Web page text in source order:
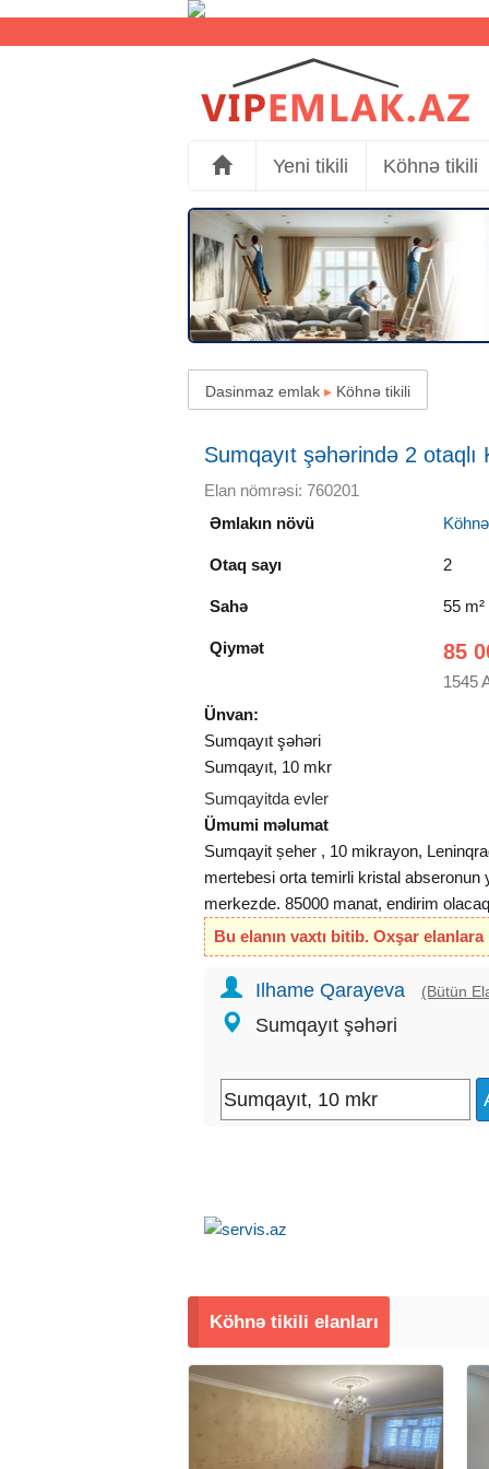
Yeni tikili Köhnə tikili
Dasinmaz emlak ▸ Köhnə tikili
Sumqayıt şəhərində 2 otaqlı
Elan nömrəsi: 760201
Əmlakın növü
Otaq sayı 2
Sahə 55 m²
Qiymət 85
1545
Ünvan:
Sumqayıt şəhəri
Sumqayıt, 10 mkr
Sumqayitda evler
Ümumi məlumat
Sumqayit șeher , 10 mikrayon,
mertebesi orta temirli kristal
merkezde. 85000 manat, endirim
Bu elanın vaxtı bitib. Oxşar elanlara
Ilhame Qarayeva (Bütün
Sumqayıt şəhəri
Köhnə tikili elanları